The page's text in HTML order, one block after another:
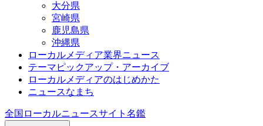
大分県
宮崎県
鹿児島県
沖縄県
ローカルメディア業界ニュース
テーマピックアップ・アーカイブ
ローカルメディアのはじめかた
ニュースなまち
全国ローカルニュースサイト名鑑